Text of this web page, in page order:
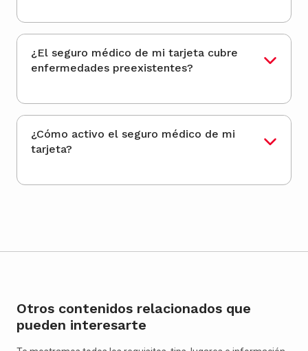
¿El seguro médico de mi tarjeta cubre
enfermedades preexistentes?
¿Cómo activo el seguro médico de mi
tarjeta?
Otros contenidos relacionados que
pueden interesarte